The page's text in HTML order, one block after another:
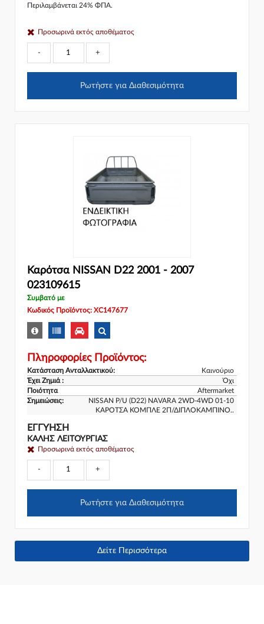
Περιλαμβάνεται 24% ΦΠΑ.
Προσωρινά εκτός αποθέματος
- +
Ρωτήστε για Διαθεσιμότητα
Καρότσα NISSAN D22 2001 - 2007
023109615
Συμβατό με
Κωδικός Προϊόντος: XC147677
Πληροφορίες Προϊόντος:
Κατάσταση Ανταλλακτικού:
Καινούριο
Έχει Ζημιά :
Όχι
Ποιότητα
Aftermarket
Σημειώσεις:
NISSAN P/U (D22) NAVARA 2WD-4WD 01-10
ΚΑΡΟΤΣΑ ΚΟΜΠΛΕ 2Π/ΔΙΠΛΟΚΑΜΠΙΝΟ..
ΕΓΓΎΗΣΗ
ΚΑΛΗΣ ΛΕΙΤΟΥΡΓΙΑΣ
Προσωρινά εκτός αποθέματος
- +
Ρωτήστε για Διαθεσιμότητα
Δείτε Περισσότερα